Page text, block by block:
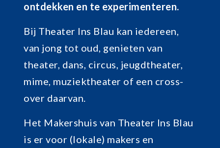
ontdekken en te experimenteren.
Bij Theater Ins Blau kan iedereen,
van jong tot oud, genieten van
theater, dans, circus, jeugdtheater,
mime, muziektheater of een cross-
over daarvan.
Het Makershuis van Theater Ins Blau
is er voor (lokale) makers en